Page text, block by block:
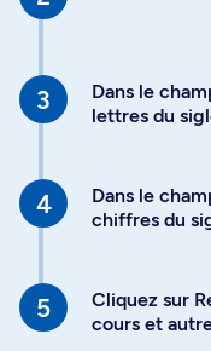
Dans le
lettres du
Dans le
chiffres du
Cliquez sur
cours et